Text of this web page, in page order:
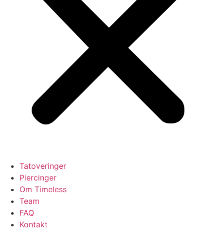
Tatoveringer
Piercinger
Om Timeless
Team
FAQ
Kontakt